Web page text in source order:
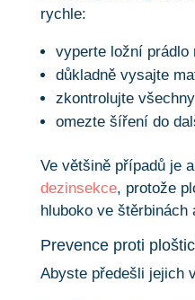
rychle:
vyperte ložní prádlo
důkladně vysajte
zkontrolujte
omezte šíření do
Ve většině případů je
dezinsekce, protože
hluboko ve
Prevence proti
Abyste předešli jejich